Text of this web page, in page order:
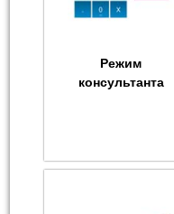
Режим
консультанта